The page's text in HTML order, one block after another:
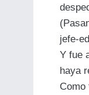
jefe-
Y fue
haya
Como